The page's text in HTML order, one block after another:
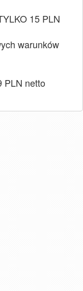
15 PLN
warunków
PLN netto